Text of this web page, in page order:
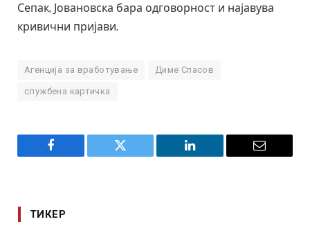
Сепак, Јовановска бара одговорност и најавува
кривични пријави.
Агенција за вработување Диме Спасов
службена картичка
Facebook Twitter LinkedIn Email
ТИКЕР